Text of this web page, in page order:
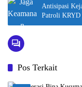
Antisipasi
Patroli KRYD
Pos Terkait